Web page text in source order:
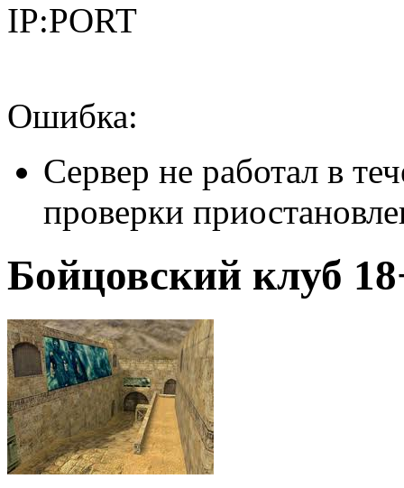
IP:PORT
Ошибка:
Сервер не работал в
проверки
Бойцовский клуб